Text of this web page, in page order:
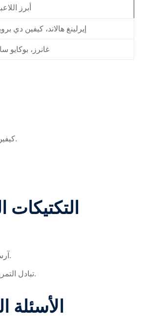
أبرز
إيرلينغ هالاند، كيفين دي
غانرز، بوكايو
كيفين دي بروين (مان سيتي) – صانع الألعاب ومهاراته في التمرير الحاسم تغير مجريات المباراة.
آرسنال يعتمد على الهجمات المرتدة والتحركات السريعة للأطراف لاستغلال الأخطاء الدفاعية.
تبادل التمريرات القصيرة والطويلة بين الخطوط يعتبر جزءاً أساسياً من التكتيك التكتيكي لكلا الفريقين.